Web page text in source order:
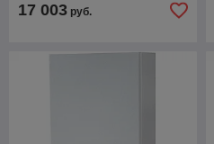
17 003 руб.